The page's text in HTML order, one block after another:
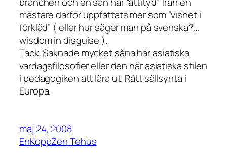
mästare därför uppfattats mer som “vishet i
förkläd” ( eller hur säger man på svenska?…
wisdom in disguise ).
Tack. Saknade mycket såna här asiatiska
vardagsfilosofier eller den här asiatiska stilen
i pedagogiken att lära ut. Rätt sällsynta i
Europa.
maj 24, 2008
EnKoppZen Tehus